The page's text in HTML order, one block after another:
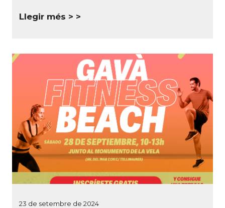
Llegir més >
23 de setembre de 2024